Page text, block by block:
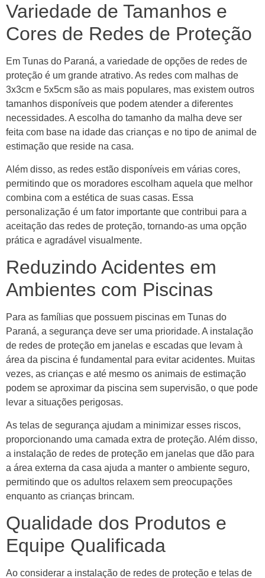
Variedade de Tamanhos e
Cores de Redes de Proteção
Em Tunas do Paraná, a variedade de opções de redes de
proteção é um grande atrativo. As redes com malhas de
3x3cm e 5x5cm são as mais populares, mas existem outros
tamanhos disponíveis que podem atender a diferentes
necessidades. A escolha do tamanho da malha deve ser
feita com base na idade das crianças e no tipo de animal de
estimação que reside na casa.
Além disso, as redes estão disponíveis em várias cores,
permitindo que os moradores escolham aquela que melhor
combina com a estética de suas casas. Essa
personalização é um fator importante que contribui para a
aceitação das redes de proteção, tornando-as uma opção
prática e agradável visualmente.
Reduzindo Acidentes em
Ambientes com Piscinas
Para as famílias que possuem piscinas em Tunas do
Paraná, a segurança deve ser uma prioridade. A instalação
de redes de proteção em janelas e escadas que levam à
área da piscina é fundamental para evitar acidentes. Muitas
vezes, as crianças e até mesmo os animais de estimação
podem se aproximar da piscina sem supervisão, o que pode
levar a situações perigosas.
As telas de segurança ajudam a minimizar esses riscos,
proporcionando uma camada extra de proteção. Além disso,
a instalação de redes de proteção em janelas que dão para
a área externa da casa ajuda a manter o ambiente seguro,
permitindo que os adultos relaxem sem preocupações
enquanto as crianças brincam.
Qualidade dos Produtos e
Equipe Qualificada
Ao considerar a instalação de redes de proteção e telas de